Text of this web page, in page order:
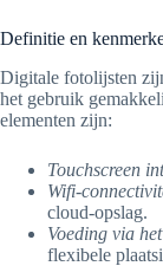
Definitie en
Digitale fotolijsten
het gebruik
elementen zijn:
Touchscreen
Wifi-
cloud-opslag.
Voeding via
flexibele